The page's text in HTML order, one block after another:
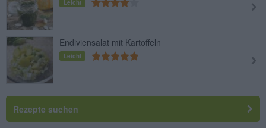
Leicht
Endiviensalat mit Kartoffeln
Leicht
Rezepte suchen